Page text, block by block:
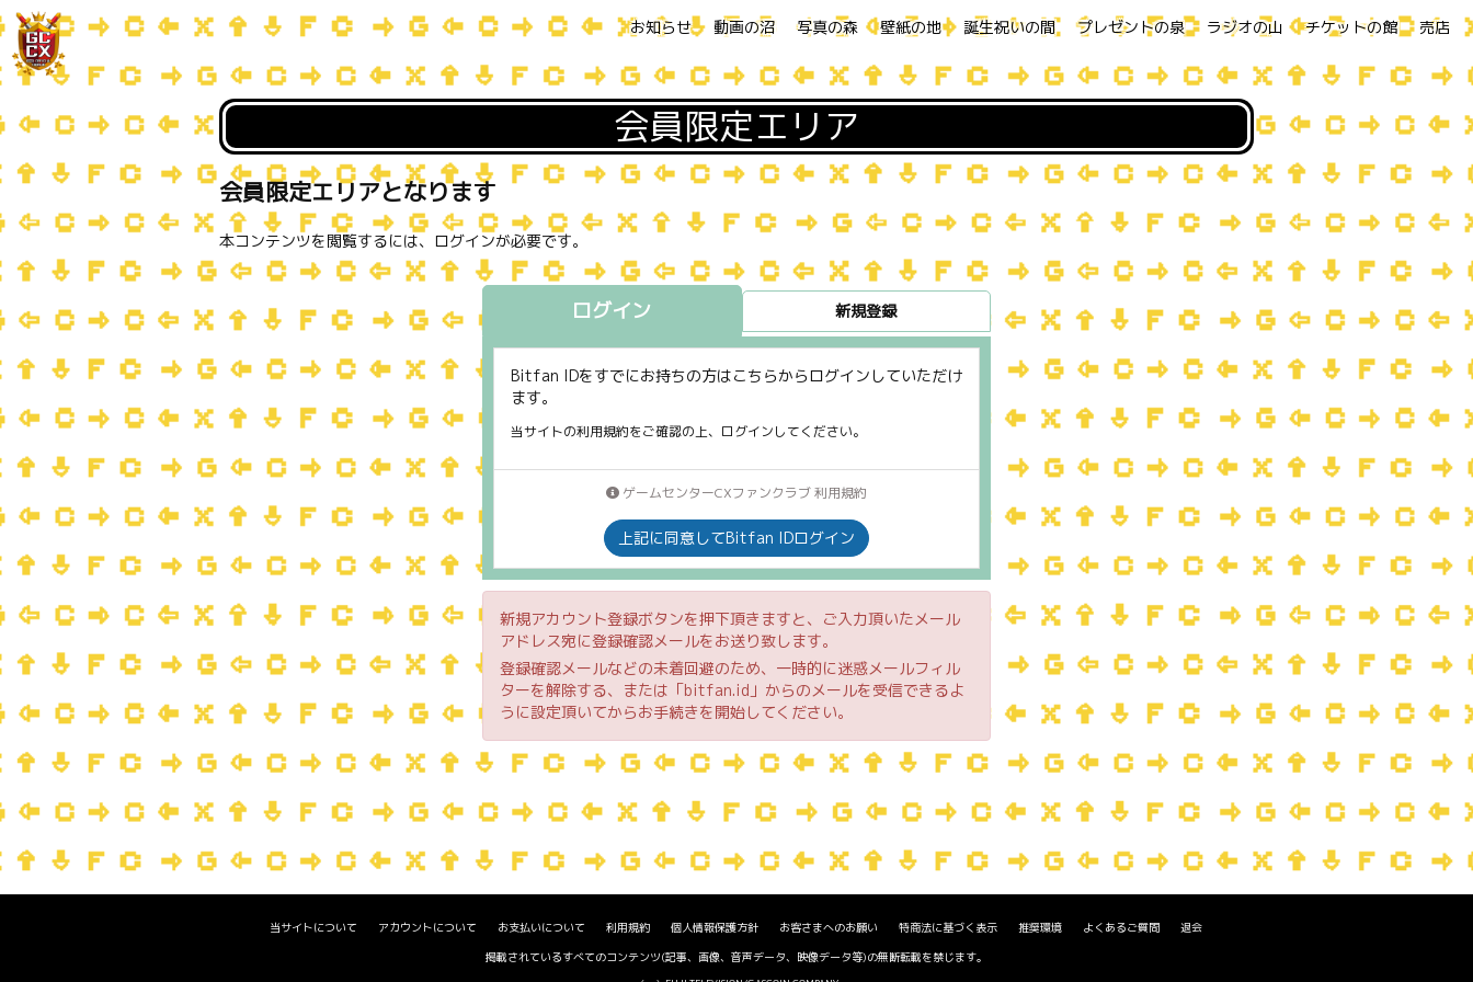
お知らせ 動画の沼 写真の森 壁紙の地 誕生祝いの間 プレゼントの泉 ラジオの山 チケットの館 売店
会員限定エリア
会員限定エリアとなります
本コンテンツを閲覧するには、ログインが必要です。
ログイン 新規登録
Bitfan IDをすでにお持ちの方はこちらからログインしていただけ
ます。
当サイトの利用規約をご確認の上、ログインしてください。
ゲームセンターCXファンクラブ 利用規約
上記に同意してBitfan IDログイン
新規アカウント登録ボタンを押下頂きますと、ご入力頂いたメール
アドレス宛に登録確認メールをお送り致します。
登録確認メールなどの未着回避のため、一時的に迷惑メールフィル
ターを解除する、または「bitfan.id」からのメールを受信できるよ
うに設定頂いてからお手続きを開始してください。
当サイトについて アカウントについて お支払いについて 利用規約 個人情報保護方針 お客さまへのお願い 特商法に基づく表示 推奨環境 よくあるご質問
退会
掲載されているすべてのコンテンツ(記事、画像、音声データ、映像データ等)の無断転載を禁じます。